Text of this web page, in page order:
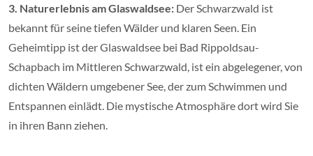
3. Naturerlebnis am Glaswaldsee: Der Schwarzwald ist
bekannt für seine tiefen Wälder und klaren Seen. Ein
Geheimtipp ist der Glaswaldsee bei Bad Rippoldsau-
Schapbach im Mittleren Schwarzwald, ist ein abgelegener, von
dichten Wäldern umgebener See, der zum Schwimmen und
Entspannen einlädt. Die mystische Atmosphäre dort wird Sie
in ihren Bann ziehen.